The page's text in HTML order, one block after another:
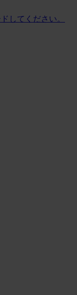
してください。